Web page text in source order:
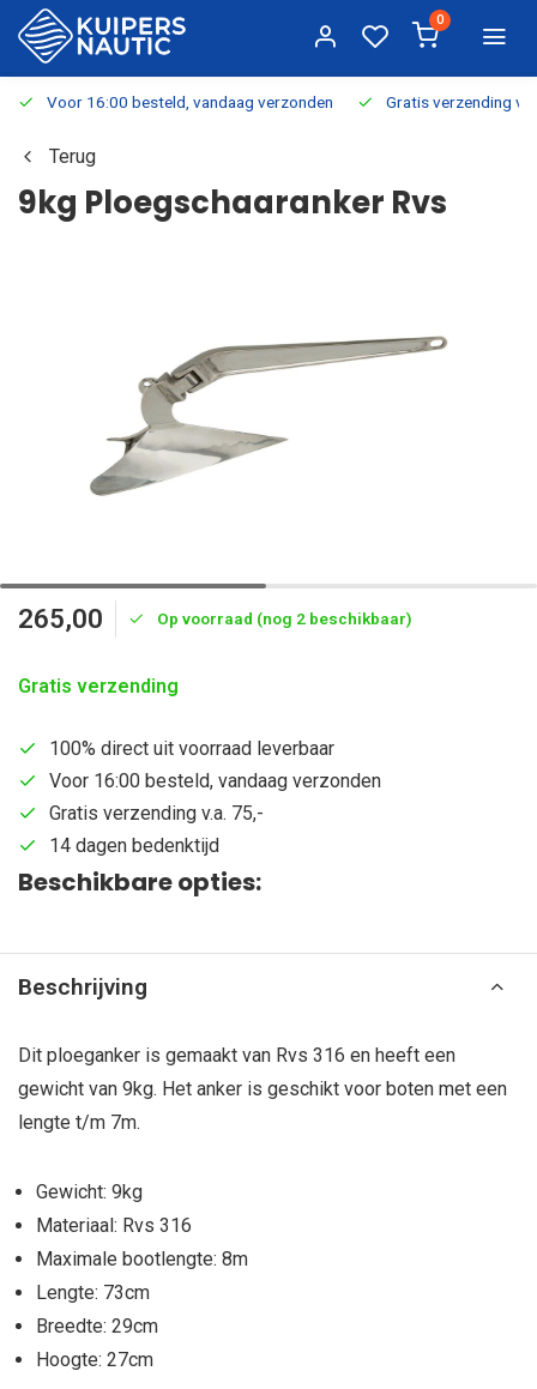
0
Voor 16:00 besteld, vandaag verzonden Gratis verzending
Terug
9kg Ploegschaaranker Rvs
265,00 Op voorraad (nog 2 beschikbaar)
Gratis verzending
100% direct uit voorraad leverbaar
Voor 16:00 besteld, vandaag verzonden
Gratis verzending v.a. 75,-
14 dagen bedenktijd
Beschikbare opties:
Beschrijving
Dit ploeganker is gemaakt van Rvs 316 en heeft een
gewicht van 9kg. Het anker is geschikt voor boten met een
lengte t/m 7m.
Gewicht: 9kg
Materiaal: Rvs 316
Maximale bootlengte: 8m
Lengte: 73cm
Breedte: 29cm
Hoogte: 27cm